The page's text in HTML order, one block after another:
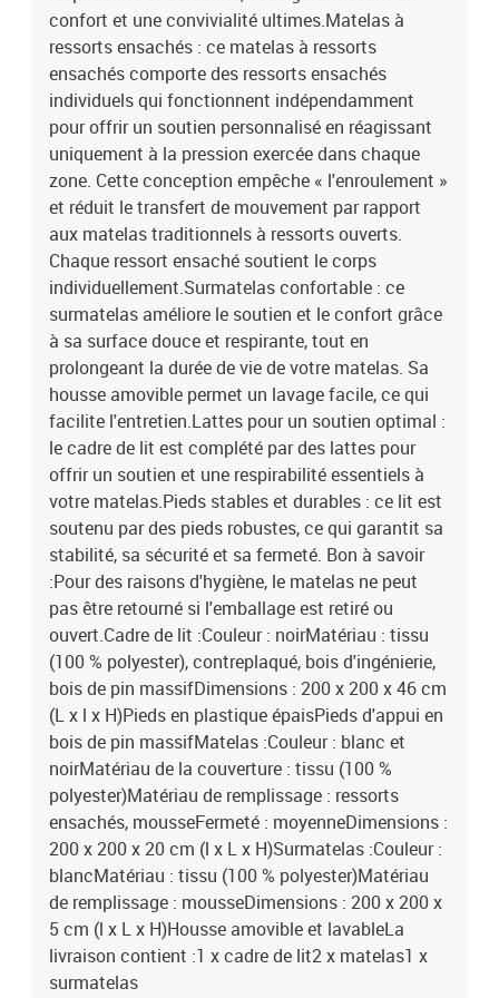
confort et une convivialité ultimes.Matelas à
ressorts ensachés : ce matelas à ressorts
ensachés comporte des ressorts ensachés
individuels qui fonctionnent indépendamment
pour offrir un soutien personnalisé en réagissant
uniquement à la pression exercée dans chaque
zone. Cette conception empêche « l'enroulement »
et réduit le transfert de mouvement par rapport
aux matelas traditionnels à ressorts ouverts.
Chaque ressort ensaché soutient le corps
individuellement.Surmatelas confortable : ce
surmatelas améliore le soutien et le confort grâce
à sa surface douce et respirante, tout en
prolongeant la durée de vie de votre matelas. Sa
housse amovible permet un lavage facile, ce qui
facilite l'entretien.Lattes pour un soutien optimal :
le cadre de lit est complété par des lattes pour
offrir un soutien et une respirabilité essentiels à
votre matelas.Pieds stables et durables : ce lit est
soutenu par des pieds robustes, ce qui garantit sa
stabilité, sa sécurité et sa fermeté. Bon à savoir
:Pour des raisons d'hygiène, le matelas ne peut
pas être retourné si l'emballage est retiré ou
ouvert.Cadre de lit :Couleur : noirMatériau : tissu
(100 % polyester), contreplaqué, bois d'ingénierie,
bois de pin massifDimensions : 200 x 200 x 46 cm
(L x l x H)Pieds en plastique épaisPieds d'appui en
bois de pin massifMatelas :Couleur : blanc et
noirMatériau de la couverture : tissu (100 %
polyester)Matériau de remplissage : ressorts
ensachés, mousseFermeté : moyenneDimensions :
200 x 200 x 20 cm (l x L x H)Surmatelas :Couleur :
blancMatériau : tissu (100 % polyester)Matériau
de remplissage : mousseDimensions : 200 x 200 x
5 cm (l x L x H)Housse amovible et lavableLa
livraison contient :1 x cadre de lit2 x matelas1 x
surmatelas